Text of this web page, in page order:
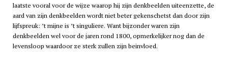
laatste vooral voor de wijze waarop hij zijn denkbeelden uiteenzette, de
aard van zijn denkbeelden wordt niet beter gekenschetst dan door zijn
lijfspreuk: ’t mijne is ’t singuliere. Want bijzonder waren zijn
denkbeelden wel voor de jaren rond 1800, opmerkelijker nog dan de
levensloop waardoor ze sterk zullen zijn beinvloed.